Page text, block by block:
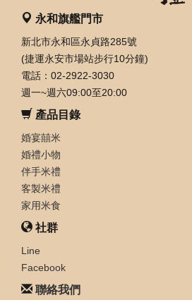
永和旗艦門市
新北市永和區永貞路285號
(捷運永安市場站步行10分鐘)
電話：02-2922-3030
週一~週六09:00至20:00
產品目錄
婚宴囍米
婚禮小物
伴手米禮
客製米禮
家用米食
社群
Line
Facebook
聯絡我們